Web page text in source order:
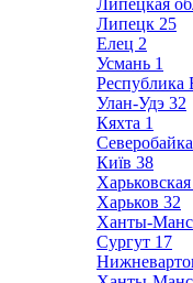
Липецкая
Липецк 25
Елец 2
Усмань 1
Республика
Улан-Удэ 32
Кяхта 1
Київ 38
Харьков 32
Ханты-
Сургут 17